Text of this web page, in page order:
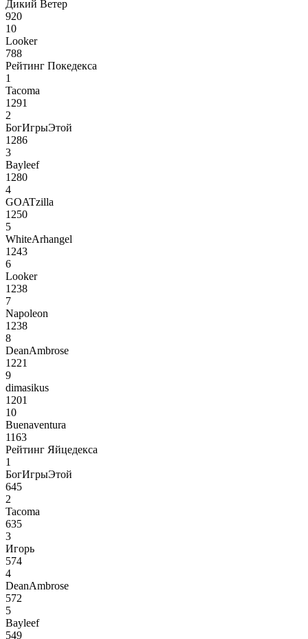
Дикий Ветер
920
10
Looker
788
Рейтинг Покедекса
1
Tacoma
1291
2
БогИгрыЭтой
1286
3
Bayleef
1280
4
GOATzilla
1250
5
WhiteArhangel
1243
6
Looker
1238
7
Napoleon
1238
8
DeanAmbrose
1221
9
dimasikus
1201
10
Buenaventura
1163
Рейтинг Яйцедекса
1
БогИгрыЭтой
645
2
Tacoma
635
3
Игорь
574
4
DeanAmbrose
572
5
Bayleef
549